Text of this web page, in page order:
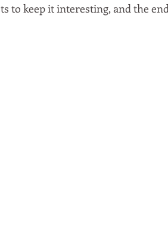
to keep it interesting, and the